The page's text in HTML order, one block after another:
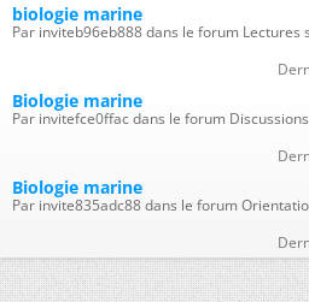
biologie marine
Par inviteb96eb888 dans le forum Lectures
Biologie marine
Par invitefce0ffac dans le forum
Biologie marine
Par invite835adc88 dans le forum